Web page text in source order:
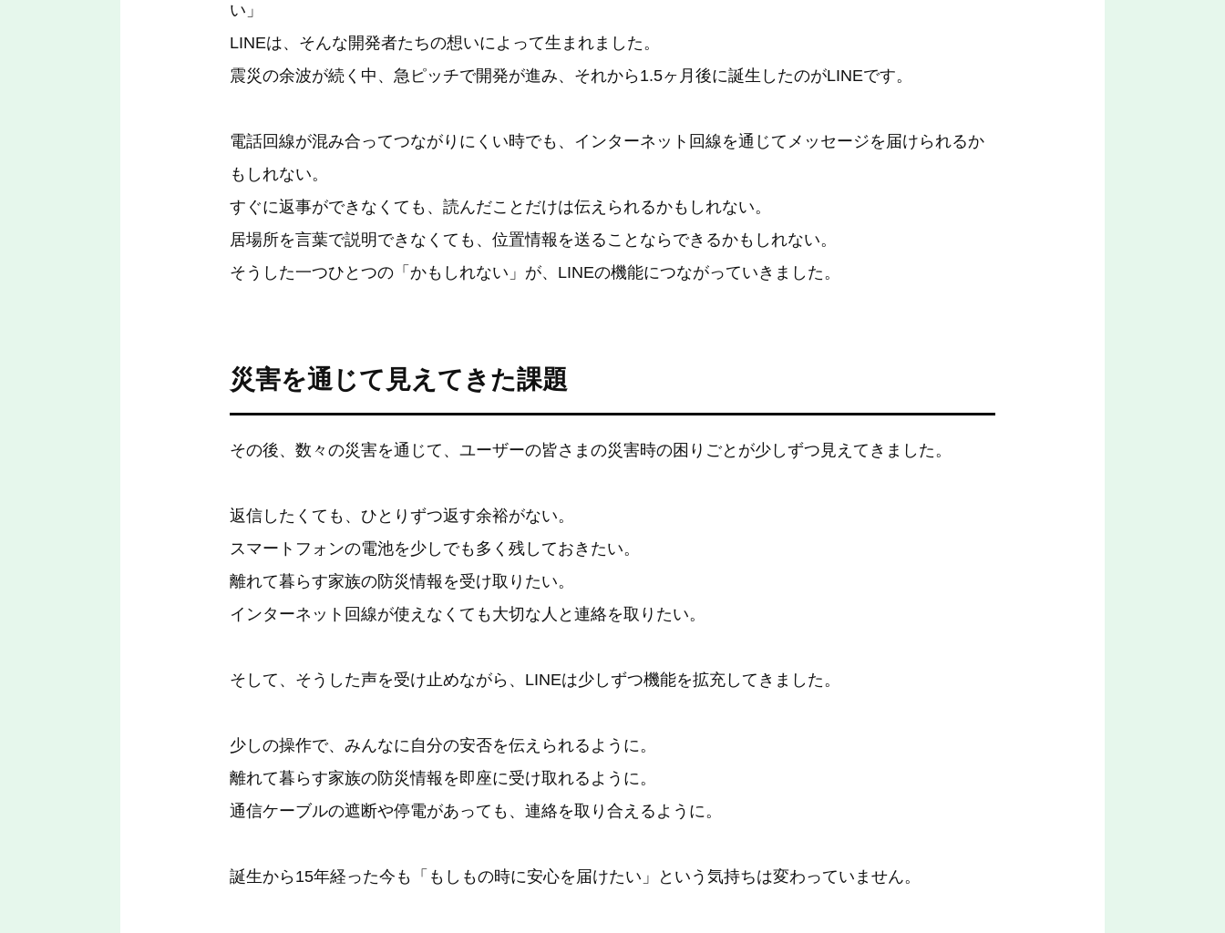
い」
LINEは、そんな開発者たちの想いによって生まれました。
震災の余波が続く中、急ピッチで開発が進み、それから1.5ヶ月後に誕生したのがLINEです。
電話回線が混み合ってつながりにくい時でも、インターネット回線を通じてメッセージを届けられるか
もしれない。
すぐに返事ができなくても、読んだことだけは伝えられるかもしれない。
居場所を言葉で説明できなくても、位置情報を送ることならできるかもしれない。
そうした一つひとつの「かもしれない」が、LINEの機能につながっていきました。
災害を通じて見えてきた課題
その後、数々の災害を通じて、ユーザーの皆さまの災害時の困りごとが少しずつ見えてきました。
返信したくても、ひとりずつ返す余裕がない。
スマートフォンの電池を少しでも多く残しておきたい。
離れて暮らす家族の防災情報を受け取りたい。
インターネット回線が使えなくても大切な人と連絡を取りたい。
そして、そうした声を受け止めながら、LINEは少しずつ機能を拡充してきました。
少しの操作で、みんなに自分の安否を伝えられるように。
離れて暮らす家族の防災情報を即座に受け取れるように。
通信ケーブルの遮断や停電があっても、連絡を取り合えるように。
誕生から15年経った今も「もしもの時に安心を届けたい」という気持ちは変わっていません。